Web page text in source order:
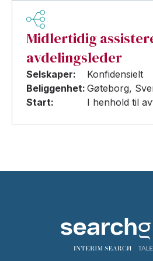
Midlertidig
avdelingsleder
Selskaper:
Konfidensielt
Beliggenhet: Gøteborg,
Start:
I henhold til